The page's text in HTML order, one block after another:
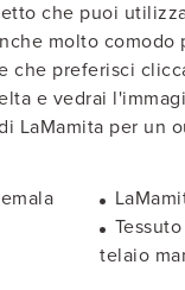
che puoi
molto comodo
che preferisci
e vedrai
LaMamita per un
telaio